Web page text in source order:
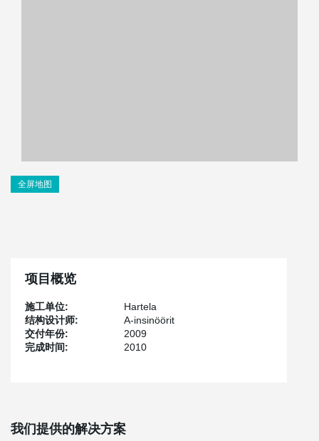
全屏地图
项目概览
施工单位:
Hartela
结构设计师:
A-insinöörit
交付年份:
2009
完成时间:
2010
我们提供的解决方案